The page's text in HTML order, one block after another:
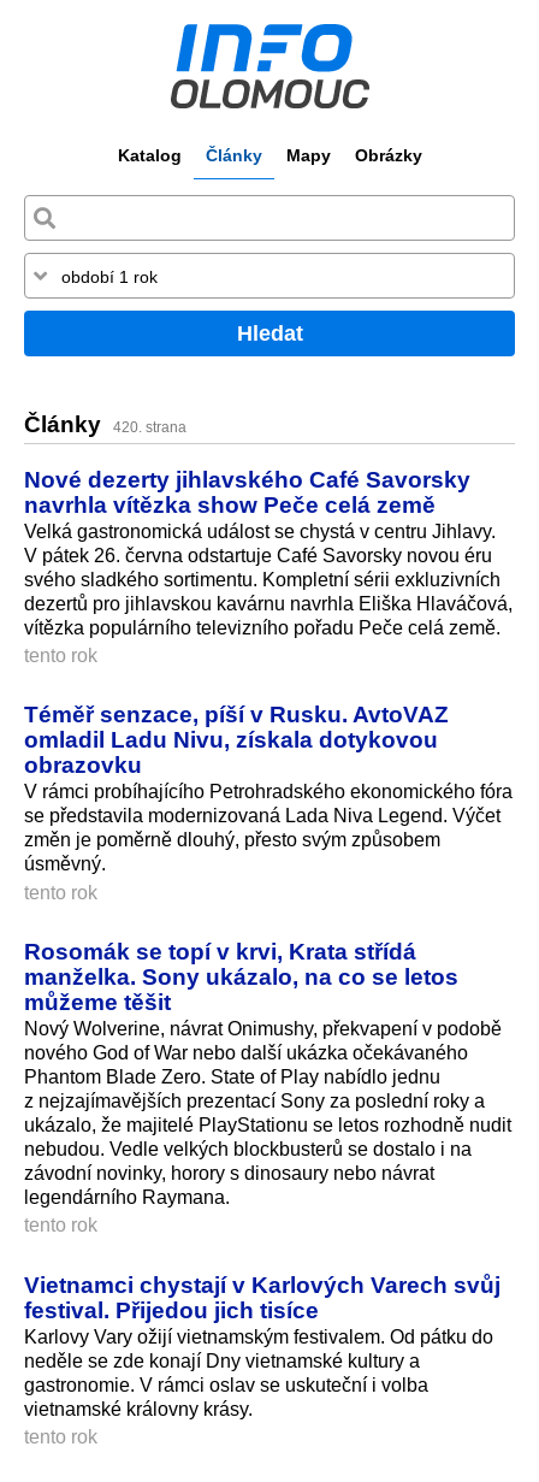
Katalog Články Mapy Obrázky
Hledat
Články 420. strana
Nové dezerty jihlavského Café Savorsky
navrhla vítězka show Peče celá země
Velká gastronomická událost se chystá v centru Jihlavy.
V pátek 26. června odstartuje Café Savorsky novou éru
svého sladkého sortimentu. Kompletní sérii exkluzivních
dezertů pro jihlavskou kavárnu navrhla Eliška Hlaváčová,
vítězka populárního televizního pořadu Peče celá země.
tento rok
Téměř senzace, píší v Rusku. AvtoVAZ
omladil Ladu Nivu, získala dotykovou
obrazovku
V rámci probíhajícího Petrohradského ekonomického fóra
se představila modernizovaná Lada Niva Legend. Výčet
změn je poměrně dlouhý, přesto svým způsobem
úsměvný.
tento rok
Rosomák se topí v krvi, Krata střídá
manželka. Sony ukázalo, na co se letos
můžeme těšit
Nový Wolverine, návrat Onimushy, překvapení v podobě
nového God of War nebo další ukázka očekávaného
Phantom Blade Zero. State of Play nabídlo jednu
z nejzajímavějších prezentací Sony za poslední roky a
ukázalo, že majitelé PlayStationu se letos rozhodně nudit
nebudou. Vedle velkých blockbusterů se dostalo i na
závodní novinky, horory s dinosaury nebo návrat
legendárního Raymana.
tento rok
Vietnamci chystají v Karlových Varech svůj
festival. Přijedou jich tisíce
Karlovy Vary ožijí vietnamským festivalem. Od pátku do
neděle se zde konají Dny vietnamské kultury a
gastronomie. V rámci oslav se uskuteční i volba
vietnamské královny krásy.
tento rok